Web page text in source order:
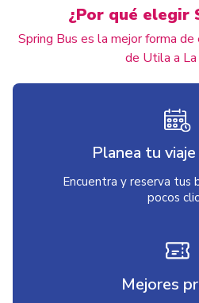
¿Por qué elegir
Spring Bus es la mejor forma
de Utila a La
Planea tu
Encuentra y reserva tus
pocos
Mejores